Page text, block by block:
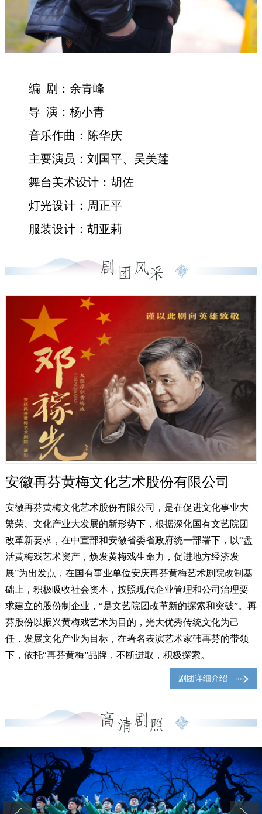
编 剧：余青峰
导 演：杨小青
音乐作曲：陈华庆
主要演员：刘国平、吴美莲
舞台美术设计：胡佐
灯光设计：周正平
服装设计：胡亚莉
安徽再芬黄梅文化艺术股份有限公司
安徽再芬黄梅文化艺术股份有限公司，是在促进文化事业大
繁荣、文化产业大发展的新形势下，根据深化国有文艺院团
改革新要求，在中宣部和安徽省委省政府统一部署下，以“盘
活黄梅戏艺术资产，焕发黄梅戏生命力，促进地方经济发
展”为出发点，在国有事业单位安庆再芬黄梅艺术剧院改制基
础上，积极吸收社会资本，按照现代企业管理和公司治理要
求建立的股份制企业，“是文艺院团改革新的探索和突破”。再
芬股份以振兴黄梅戏艺术为目的，光大优秀传统文化为己
任，发展文化产业为目标，在著名表演艺术家韩再芬的带领
下，依托“再芬黄梅”品牌，不断进取，积极探索。
剧团详细介绍